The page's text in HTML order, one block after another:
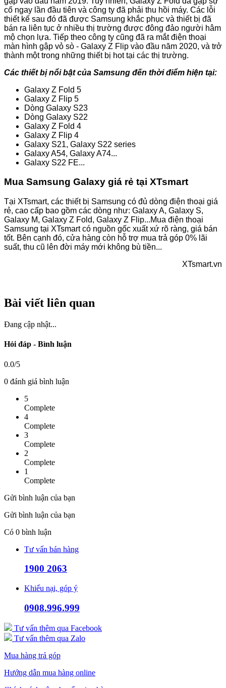
cố ngay lần đầu tiên và công ty đã phải thu hồi máy. Các lỗi
thiết kế sau đó đã được Samsung khắc phục và thiết bị đã
bán ra liên tục ở nhiều thị trường được đông đảo người hâm
mộ chọn lựa. Tiếp theo công ty cũng đã ra mắt điện thoại
màn hình gập vỏ sò - Galaxy Z Flip vào đầu năm 2020, và trở
thành một trong những thiết bị hot tại các thị trường.
Các thiết bị nổi bật của Samsung đến thời điểm hiện tại:
Galaxy Z Fold 5
Galaxy Z Flip 5
Dòng Galaxy S23
Dòng Galaxy S22
Galaxy Z Fold 4
Galaxy Z Flip 4
Galaxy S21, Galaxy S22 series
Galaxy A54, Galaxy A74...
Galaxy S22 FE...
Mua Samsung Galaxy giá rẻ tại XTsmart
Tại XTsmart, các thiết bị Samsung có đủ dòng điện thoại giá
rẻ, cao cấp bao gồm các dòng như: Galaxy A, Galaxy S,
Galaxy M, Galaxy Z Fold, Galaxy Z Flip...Mua điện thoại
Samsung tại XTsmart có nguồn gốc xuất xứ rõ ràng, giá bán
tốt. Bên cạnh đó, cửa hàng còn hỗ trợ mua trả góp 0% lãi
suất, thu cũ lên đời máy mới không bù tiền...
XTsmart.vn
Bài viết liên quan
Đang cập nhật...
Hỏi đáp - Bình luận
0.0/5
0 đánh giá bình luận
5
Complete
4
Complete
3
Complete
2
Complete
1
Complete
Gửi bình luận của bạn
Gửi bình luận của bạn
Có 0 bình luận
Tư vấn bán hàng
1900 2063
Khiếu nại, góp ý
0908.996.999
Tư vấn thêm qua Facebook
Tư vấn thêm qua Zalo
Mua hàng trả góp
Hướng dẫn mua hàng online